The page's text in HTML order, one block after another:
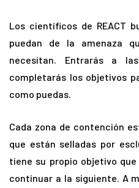
Los científicos de REACT
puedan de la amenaza
necesitan. Entrarás a
completarás los objetivos
como puedas.
Cada zona de contención
que están selladas por
tiene su propio objetivo
continuar a la siguiente. A